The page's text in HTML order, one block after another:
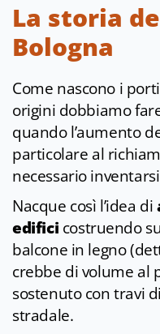
La storia
Bologna
Come nascono i
origini dobbiamo
quando l’aumento
particolare al
necessario
Nacque così l’idea di
edifici costruendo
balcone in legno
crebbe di volume al
sostenuto con travi
stradale.